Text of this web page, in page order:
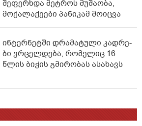
შეფერხდა მეტროს მუშაობა,
მოქალაქეები პანიკამ მოიცვა
ინ­ტერ­ნეტ­ში დრა­მა­ტუ­ლი კად­რე­
ბი ვრცელდება, რომელიც 16
წლის ბიჭის გმირობას ასახავს